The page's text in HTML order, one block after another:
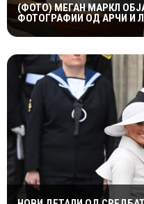
(ФОТО) МЕГАН МАРКЛ
ФОТОГРАФИИ ОД АРЧИ И
ПОРАСНАЛА ПРИНЦЕЗАТА